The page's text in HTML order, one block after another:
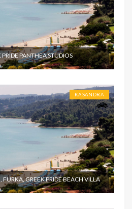
PANTHEA STUDIOS
KASANDRA
GREEK PRIDE BEACH VILLA